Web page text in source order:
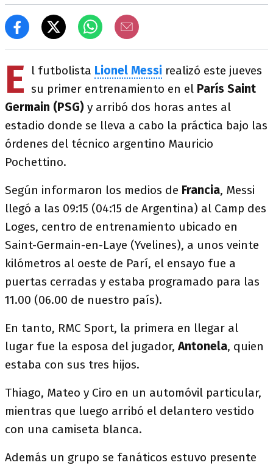
E l futbolista Lionel Messi realizó este jueves
su primer entrenamiento en el París Saint
Germain (PSG) y arribó dos horas antes al
estadio donde se lleva a cabo la práctica bajo las
órdenes del técnico argentino Mauricio
Pochettino.
Según informaron los medios de Francia, Messi
llegó a las 09:15 (04:15 de Argentina) al Camp des
Loges, centro de entrenamiento ubicado en
Saint-Germain-en-Laye (Yvelines), a unos veinte
kilómetros al oeste de Parí, el ensayo fue a
puertas cerradas y estaba programado para las
11.00 (06.00 de nuestro país).
En tanto, RMC Sport, la primera en llegar al
lugar fue la esposa del jugador,Antonela, quien
estaba con sus tres hijos.
Thiago, Mateo y Ciro en un automóvil particular,
mientras que luego arribó el delantero vestido
con una camiseta blanca.
Además un grupo se fanáticos estuvo presente